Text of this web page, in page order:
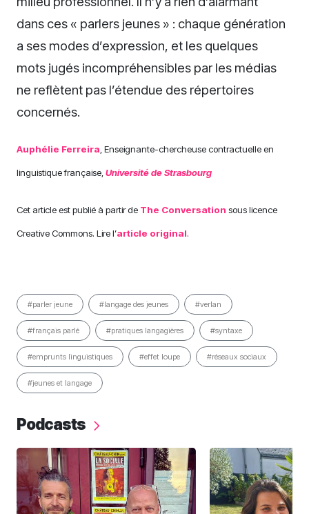
dans ces « parlers jeunes » : chaque génération
a ses modes d’expression, et les quelques
mots jugés incompréhensibles par les médias
ne reflètent pas l’étendue des répertoires
concernés.
Auphélie Ferreira , Enseignante-chercheuse contractuelle en
linguistique française, Université de Strasbourg
Cet article est publié à partir de The Conversation sous licence
Creative Commons. Lire l’article original.
#parler jeune #langage des jeunes #verlan
#français parlé #pratiques langagières #syntaxe
#emprunts linguistiques #effet loupe #réseaux sociaux
#jeunes et langage
Podcasts